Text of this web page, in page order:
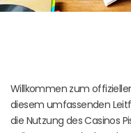
Willkommen zum
diesem umfassenden
die Nutzung des Casinos